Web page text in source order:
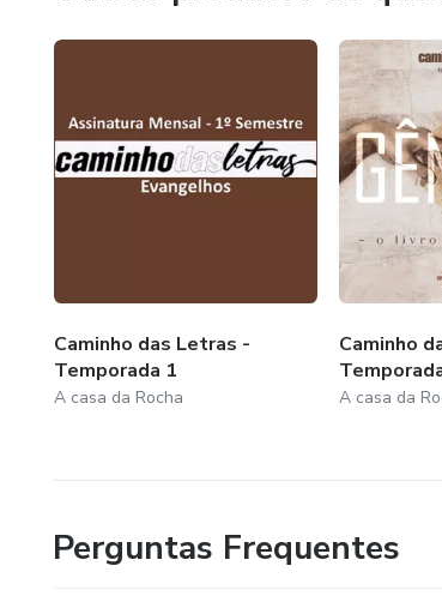
Caminho das Letras -
Temporada 1
A casa da Rocha
Caminho
A casa da
Perguntas Frequentes